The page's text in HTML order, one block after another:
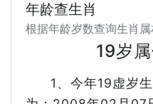
年龄查生肖
根据年龄岁数查询生肖属
19岁
1、今年19虚岁